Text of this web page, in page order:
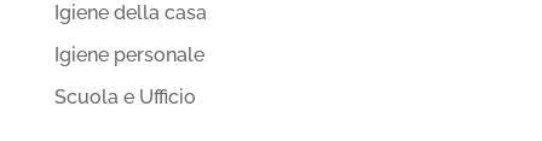
Igiene della casa
Igiene personale
Scuola e Ufficio